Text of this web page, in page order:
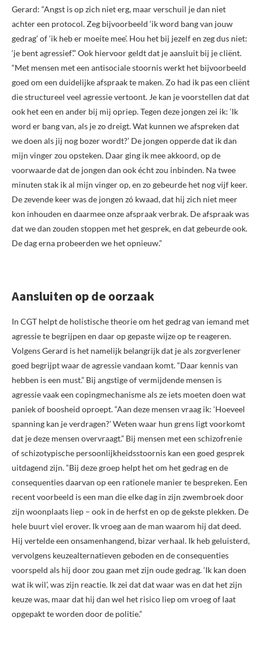
Gerard: “Angst is op zich niet erg, maar verschuil je dan niet
achter een protocol. Zeg bijvoorbeeld ‘ik word bang van jouw
gedrag’ of ‘ik heb er moeite mee’. Hou het bij jezelf en zeg dus niet:
‘je bent agressief’.” Ook hiervoor geldt dat je aansluit bij je cliënt.
“Met mensen met een antisociale stoornis werkt het bijvoorbeeld
goed om een duidelijke afspraak te maken. Zo had ik pas een cliënt
die structureel veel agressie vertoont. Je kan je voorstellen dat dat
ook het een en ander bij mij opriep. Tegen deze jongen zei ik: ‘Ik
word er bang van, als je zo dreigt. Wat kunnen we afspreken dat
we doen als jij nog bozer wordt?’ De jongen opperde dat ik dan
mijn vinger zou opsteken. Daar ging ik mee akkoord, op de
voorwaarde dat de jongen dan ook écht zou inbinden. Na twee
minuten stak ik al mijn vinger op, en zo gebeurde het nog vijf keer.
De zevende keer was de jongen zó kwaad, dat hij zich niet meer
kon inhouden en daarmee onze afspraak verbrak. De afspraak was
dat we dan zouden stoppen met het gesprek, en dat gebeurde ook.
De dag erna probeerden we het opnieuw.”
Aansluiten op de oorzaak
In CGT helpt de holistische theorie om het gedrag van iemand met
agressie te begrijpen en daar op gepaste wijze op te reageren.
Volgens Gerard is het namelijk belangrijk dat je als zorgverlener
goed begrijpt waar de agressie vandaan komt. “Daar kennis van
hebben is een must.” Bij angstige of vermijdende mensen is
agressie vaak een copingmechanisme als ze iets moeten doen wat
paniek of boosheid oproept. “Aan deze mensen vraag ik: ‘Hoeveel
spanning kan je verdragen?’ Weten waar hun grens ligt voorkomt
dat je deze mensen overvraagt.” Bij mensen met een schizofrenie
of schizotypische persoonlijkheidsstoornis kan een goed gesprek
uitdagend zijn. “Bij deze groep helpt het om het gedrag en de
consequenties daarvan op een rationele manier te bespreken. Een
recent voorbeeld is een man die elke dag in zijn zwembroek door
zijn woonplaats liep – ook in de herfst en op de gekste plekken. De
hele buurt viel erover. Ik vroeg aan de man waarom hij dat deed.
Hij vertelde een onsamenhangend, bizar verhaal. Ik heb geluisterd,
vervolgens keuzealternatieven geboden en de consequenties
voorspeld als hij door zou gaan met zijn oude gedrag. ‘Ik kan doen
wat ik wil’, was zijn reactie. Ik zei dat dat waar was en dat het zijn
keuze was, maar dat hij dan wel het risico liep om vroeg of laat
opgepakt te worden door de politie.”